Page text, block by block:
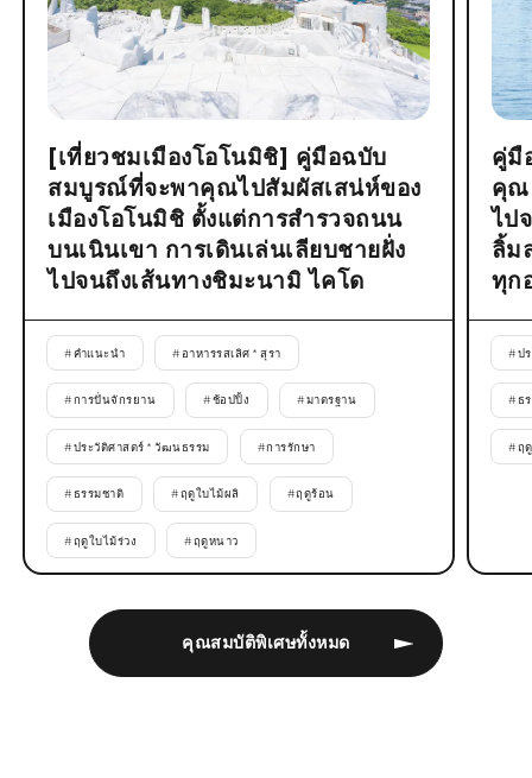
คุณสมบัติพิเศษทั้งหมด
[เที่ยวชมเมืองโอโนมิชิ] คู่มือฉบับ
สมบูรณ์ที่จะพาคุณไปสัมผัสเสน่ห์ของ
เมืองโอโนมิชิ ตั้งแต่การสำรวจถนน
บนเนินเขา การเดินเล่นเลียบชายฝั่ง
ไปจนถึงเส้นทางชิมะนามิ ไคโด
#คำแนะนำ # อาหารรสเลิศ * สุรา
#การปั่นจักรยาน #ช้อปปิ้ง #มาตรฐาน
#ประวัติศาสตร์ * วัฒนธรรม #การรักษา
#ธรรมชาติ #ฤดูใบไม้ผลิ #ฤดูร้อน
#ฤดูใบไม้ร่วง #ฤดูหนาว
คู่มื
คุณ
ไป
ลิ้ม
ทุก
#ป
#ธ
#ฤ